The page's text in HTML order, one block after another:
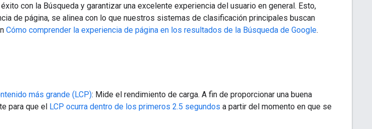
con la Búsqueda y garantizar una excelente experiencia del usuario en general. Esto,
de página, se alinea con lo que nuestros sistemas de clasificación principales buscan
Cómo comprender la experiencia de página en los resultados de la Búsqueda de Google.
más grande (LCP): Mide el rendimiento de carga. A fin de proporcionar una buena
para que el LCP ocurra dentro de los primeros 2.5 segundos a partir del momento en que se